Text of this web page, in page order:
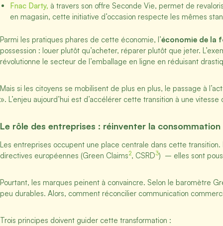
Fnac Darty, à travers son offre Seconde Vie, permet de
en magasin, cette initiative d’occasion respecte les mêmes
Parmi les pratiques phares de cette économie, l’économie de la
possession : louer plutôt qu’acheter, réparer plutôt que jeter.
révolutionne le secteur de l’emballage en ligne en réduisant
Mais si les citoyens se mobilisent de plus en plus, le passage à
». L’enjeu aujourd’hui est d’accélérer cette transition à une
Le rôle des entreprises : réinventer la consommation
Les entreprises occupent une place centrale dans cette
directives européennes (Green Claims2, CSRD3) – elles sont
Pourtant, les marques peinent à convaincre. Selon le baromètre
peu durables. Alors, comment réconcilier communication
Trois principes doivent guider cette transformation :